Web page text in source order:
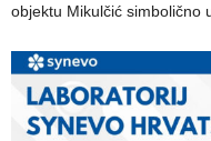
objektu Mikulčić simbolično